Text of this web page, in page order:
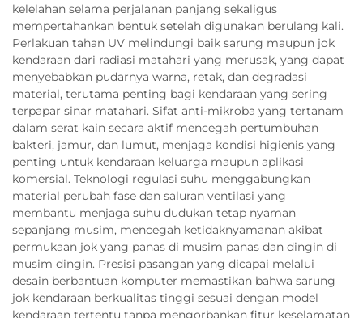
kelelahan selama perjalanan panjang sekaligus
mempertahankan bentuk setelah digunakan berulang kali.
Perlakuan tahan UV melindungi baik sarung maupun jok
kendaraan dari radiasi matahari yang merusak, yang dapat
menyebabkan pudarnya warna, retak, dan degradasi
material, terutama penting bagi kendaraan yang sering
terpapar sinar matahari. Sifat anti-mikroba yang tertanam
dalam serat kain secara aktif mencegah pertumbuhan
bakteri, jamur, dan lumut, menjaga kondisi higienis yang
penting untuk kendaraan keluarga maupun aplikasi
komersial. Teknologi regulasi suhu menggabungkan
material perubah fase dan saluran ventilasi yang
membantu menjaga suhu dudukan tetap nyaman
sepanjang musim, mencegah ketidaknyamanan akibat
permukaan jok yang panas di musim panas dan dingin di
musim dingin. Presisi pasangan yang dicapai melalui
desain berbantuan komputer memastikan bahwa sarung
jok kendaraan berkualitas tinggi sesuai dengan model
kendaraan tertentu tanpa mengorbankan fitur keselamatan